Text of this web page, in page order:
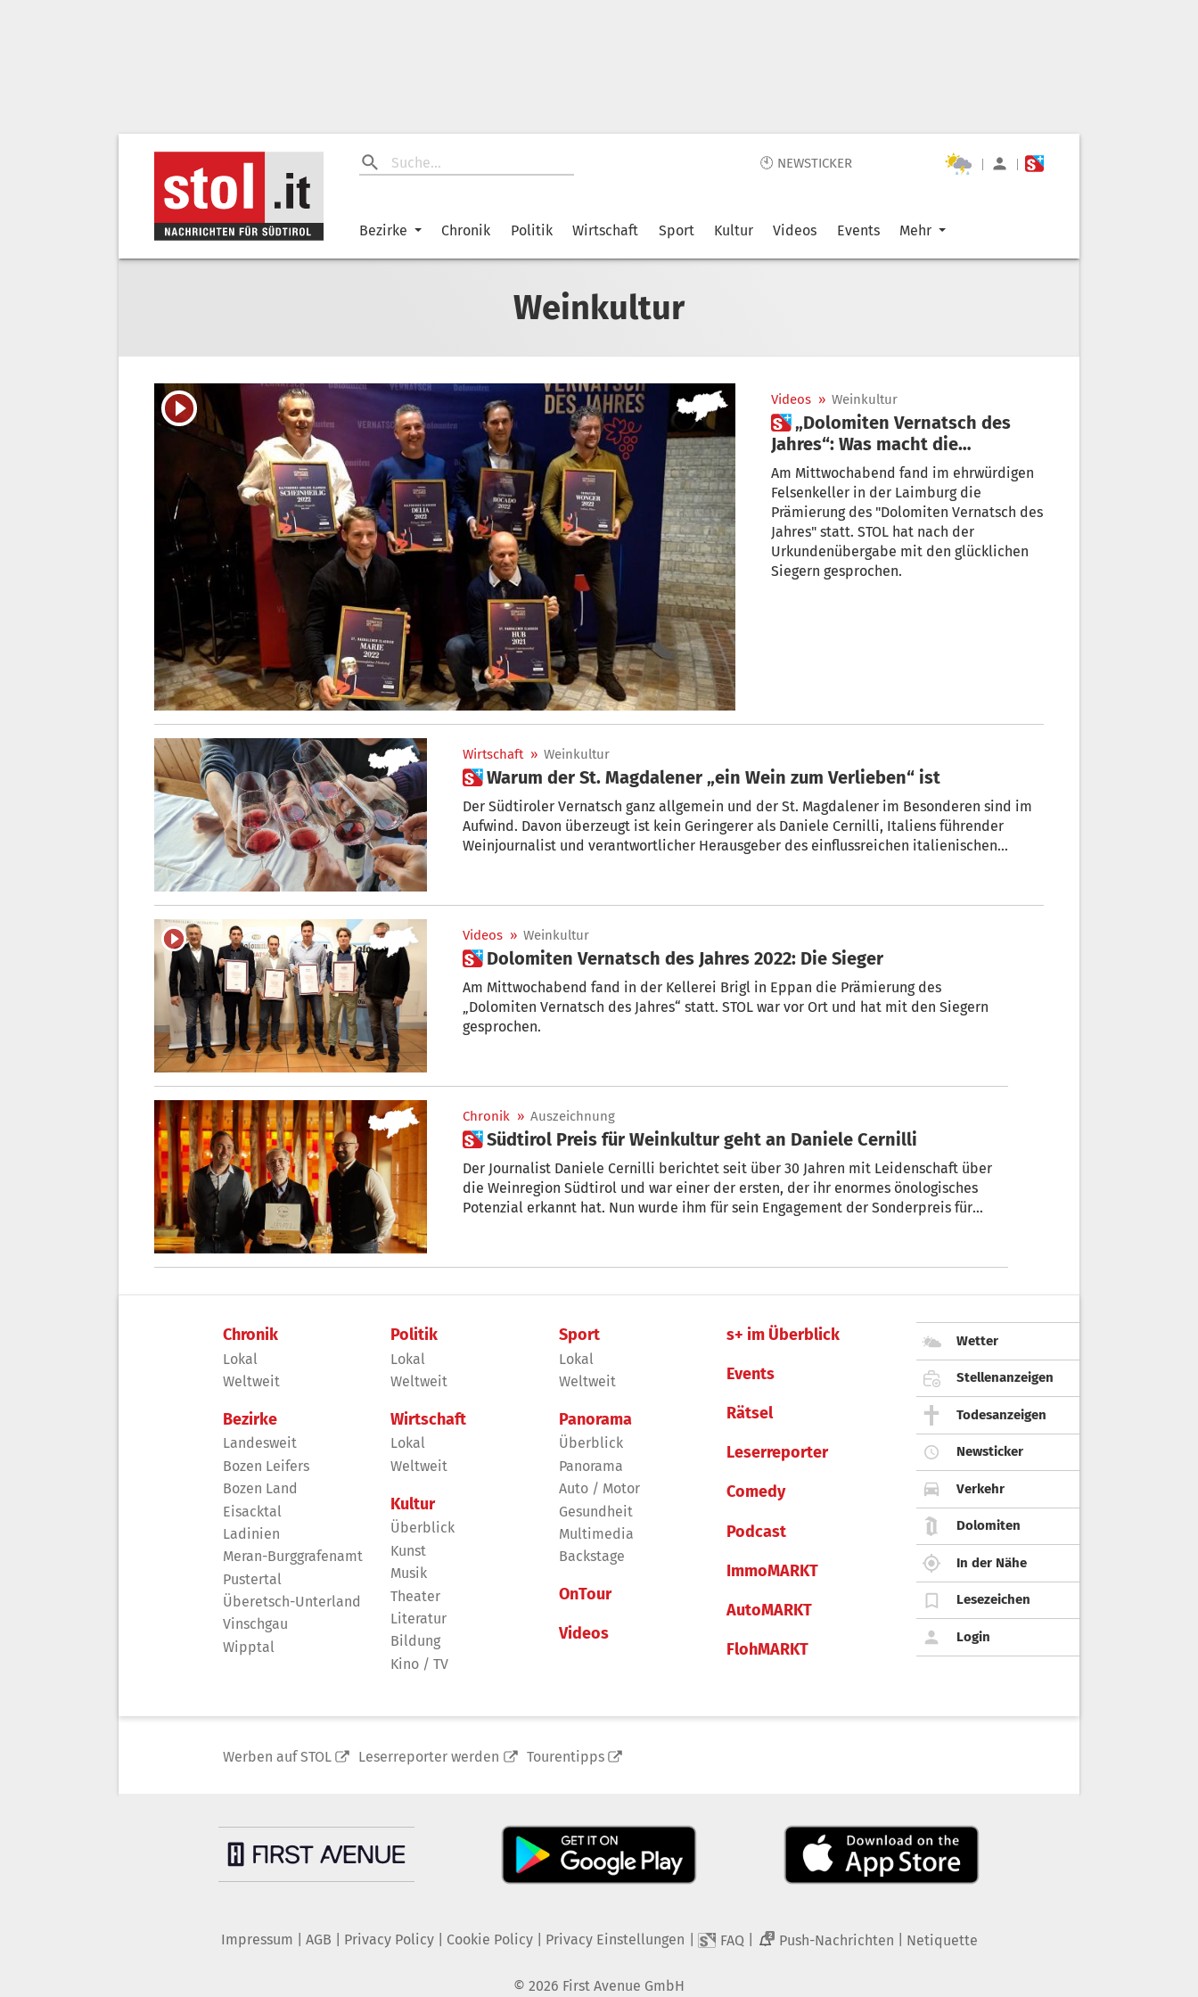
🕙 NEWSTICKER | |
Bezirke Chronik Politik Wirtschaft Sport Kultur Videos Events Mehr
Weinkultur
Videos » Weinkultur
 „Dolomiten Vernatsch des
Jahres“: Was macht die
Siegerweine aus
Am Mittwochabend fand im ehrwürdigen
Felsenkeller in der Laimburg die
Prämierung des "Dolomiten Vernatsch des
Jahres" statt. STOL hat nach der
Urkundenübergabe mit den glücklichen
Siegern gesprochen.
Wirtschaft » Weinkultur
 Warum der St. Magdalener „ein Wein zum Verlieben“ ist
Der Südtiroler Vernatsch ganz allgemein und der St. Magdalener im Besonderen sind im
Aufwind. Davon überzeugt ist kein Geringerer als Daniele Cernilli, Italiens führender
Weinjournalist und verantwortlicher Herausgeber des einflussreichen italienischen
Videos » Weinkultur
 Dolomiten Vernatsch des Jahres 2022: Die Sieger
Am Mittwochabend fand in der Kellerei Brigl in Eppan die Prämierung des
„Dolomiten Vernatsch des Jahres“ statt. STOL war vor Ort und hat mit den Siegern
gesprochen.
Chronik » Auszeichnung
 Südtirol Preis für Weinkultur geht an Daniele Cernilli
Der Journalist Daniele Cernilli berichtet seit über 30 Jahren mit Leidenschaft über
die Weinregion Südtirol und war einer der ersten, der ihr enormes önologisches
Potenzial erkannt hat. Nun wurde ihm für sein Engagement der Sonderpreis für
Chronik
Lokal
Weltweit
Bezirke
Landesweit
Bozen Leifers
Bozen Land
Eisacktal
Ladinien
Meran-Burggrafenamt
Pustertal
Überetsch-Unterland
Vinschgau
Wipptal
Politik
Lokal
Weltweit
Wirtschaft
Lokal
Weltweit
Kultur
Überblick
Kunst
Musik
Theater
Literatur
Bildung
Kino / TV
Sport
Lokal
Weltweit
Panorama
Überblick
Panorama
Auto / Motor
Gesundheit
Multimedia
Backstage
OnTour
Videos
s+ im Überblick
Events
Rätsel
Leserreporter
Comedy
Podcast
ImmoMARKT
AutoMARKT
FlohMARKT
Wetter
Stellenanzeigen
Todesanzeigen
Newsticker
Verkehr
Dolomiten
In der Nähe
Lesezeichen
Login
Werben auf STOL Leserreporter werden Tourentipps
Impressum AGB Privacy Policy| Cookie Policy| Privacy Einstellungen FAQ 2 Push-Nachrichten Netiquette
© 2026 First Avenue GmbH